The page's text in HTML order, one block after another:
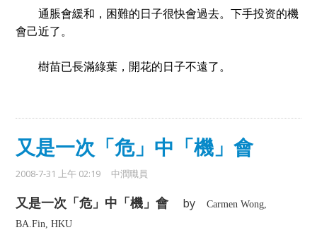
通脹會緩和，困難的日子很快會過去。下手投资的機
會己近了 。
樹苗已長滿綠葉，開花的日子不遠了。
又是一次「危」中「機」會
2008-7-31 上午 02:19 中潤職員
又是一次「危」中「機」會 byCarmen Wong,
BA.Fin, HKU